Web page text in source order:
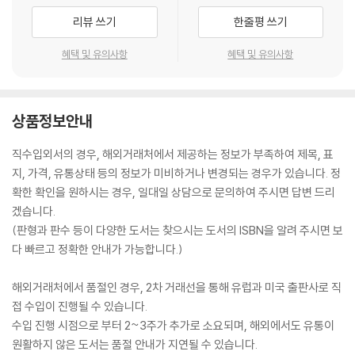
리뷰 쓰기
혜택 및 유의사항
한줄평 쓰기
혜택 및 유의사항
상품정보안내
직수입외서의 경우, 해외거래처에서 제공하는 정보가 부족하여 제목, 표
지, 가격, 유통상태 등의 정보가 미비하거나 변경되는 경우가 있습니다. 정
확한 확인을 원하시는 경우, 일대일 상담으로 문의하여 주시면 답변 드리
겠습니다.
(판형과 판수 등이 다양한 도서는 찾으시는 도서의 ISBN을 알려 주시면 보
다 빠르고 정확한 안내가 가능합니다.)
해외거래처에서 품절인 경우, 2차 거래선을 통해 유럽과 미국 출판사로 직
접 수입이 진행될 수 있습니다.
수입 진행 시점으로 부터 2~3주가 추가로 소요되며, 해외에서도 유통이
원활하지 않은 도서는 품절 안내가 지연될 수 있습니다.